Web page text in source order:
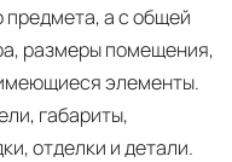
предмета, а с общей
размеры помещения,
элементы.
габариты,
отделки и детали.